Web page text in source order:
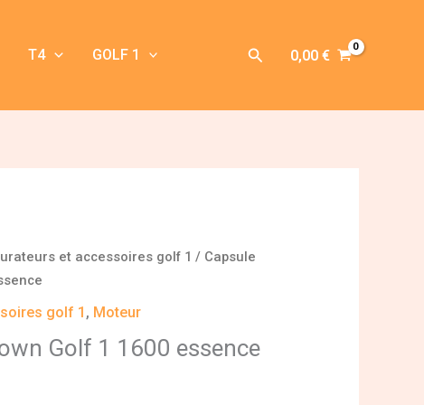
T4 GOLF 1 Rechercher
0,00 €
et accessoires golf 1 / Capsule
golf 1 , Moteur
Golf 1 1600 essence